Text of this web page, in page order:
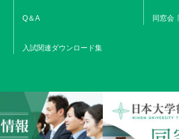
Q＆A
入試関連ダウンロード集
同窓会